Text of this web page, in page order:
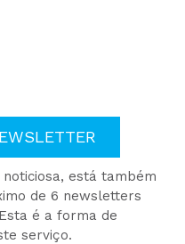
está também
de 6 newsletters
é a forma de
serviço.